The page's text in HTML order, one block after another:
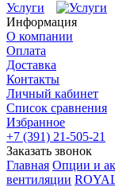
Услуги
Информация
О компании
Оплата
Доставка
Контакты
Личный кабинет
Список сравнения
Избранное
+7 (391) 21-505-21
Заказать звонок
Главная Опции и
вентиляции